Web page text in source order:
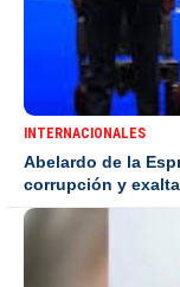
INTERNACIONALES
Abelardo de la
corrupción y